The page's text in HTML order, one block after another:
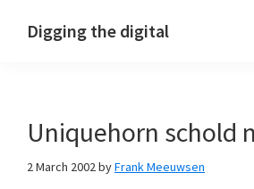
Digging the digital
Uniquehorn
2 March 2002byFrank Meeuwsen